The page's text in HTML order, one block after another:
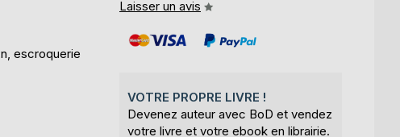
escroquerie
Laisser un avis
VOTRE PROPRE LIVRE !
Devenez auteur avec BoD et vendez
votre livre et votre ebook en librairie.